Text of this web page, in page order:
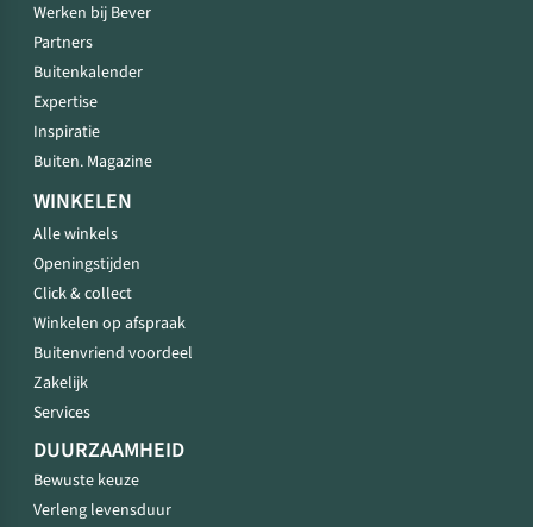
Werken bij Bever
Partners
Buitenkalender
Expertise
Inspiratie
Buiten. Magazine
WINKELEN
Alle winkels
Openingstijden
Click & collect
Winkelen op afspraak
Buitenvriend voordeel
Zakelijk
Services
DUURZAAMHEID
Bewuste keuze
Verleng levensduur